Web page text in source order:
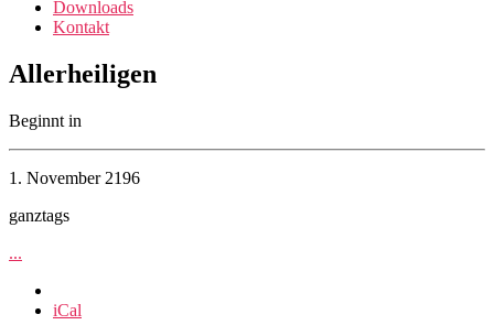
Downloads
Kontakt
Allerheiligen
Beginnt in
1. November 2196
ganztags
...
iCal